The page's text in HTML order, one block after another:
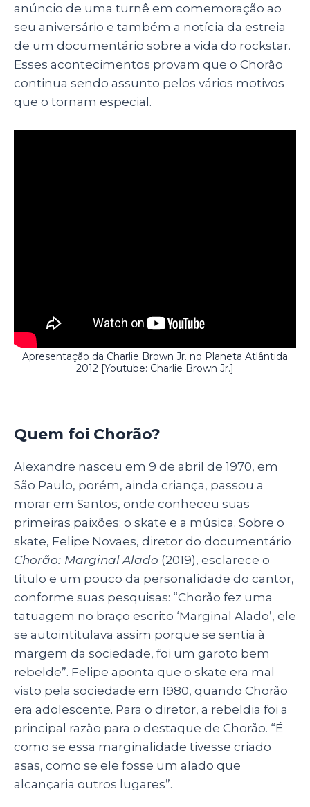
anúncio de uma turnê em comemoração ao
seu aniversário e também a notícia da estreia
de um documentário sobre a vida do rockstar.
Esses acontecimentos provam que o Chorão
continua sendo assunto pelos vários motivos
que o tornam especial.
Apresentação da Charlie Brown Jr. no Planeta Atlântida
2012 [Youtube: Charlie Brown Jr.]
Quem foi Chorão?
Alexandre nasceu em 9 de abril de 1970, em
São Paulo, porém, ainda criança, passou a
morar em Santos, onde conheceu suas
primeiras paixões: o skate e a música. Sobre o
skate, Felipe Novaes, diretor do documentário
Chorão: Marginal Alado (2019), esclarece o
título e um pouco da personalidade do cantor,
conforme suas pesquisas: “Chorão fez uma
tatuagem no braço escrito ‘Marginal Alado’, ele
se autointitulava assim porque se sentia à
margem da sociedade, foi um garoto bem
rebelde”. Felipe aponta que o skate era mal
visto pela sociedade em 1980, quando Chorão
era adolescente. Para o diretor, a rebeldia foi a
principal razão para o destaque de Chorão. “É
como se essa marginalidade tivesse criado
asas, como se ele fosse um alado que
alcançaria outros lugares”.